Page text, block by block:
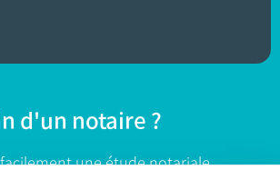
d'un notaire ?
une étude notariale